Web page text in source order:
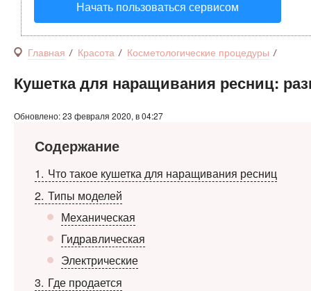
Начать пользоваться сервисом
Главная Красота Косметологические процедуры
Кушетка для наращивания ресниц:
Обновлено: 23 февраля 2020, в 04:27
Содержание
1
Что такое кушетка для наращивания ресниц
2 Типы моделей
Механическая
Гидравлическая
Электрические
3 Где продается